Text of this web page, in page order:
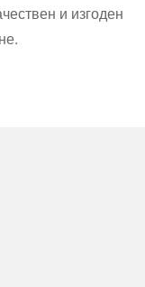
и изгоден